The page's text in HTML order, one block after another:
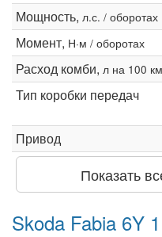
Мощность, л.с. / оборотах
Момент, Н·м / оборотах
Расход комби, л на 100 км
Тип коробки передач
Привод
Показать
Skoda Fabia 6Y